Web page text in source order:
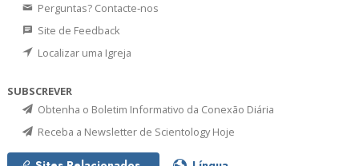
Perguntas? Contacte‑nos
Site de Feedback
Localizar uma Igreja
SUBSCREVER
Obtenha o Boletim Informativo da Conexão Diária
Receba a Newsletter de Scientology Hoje